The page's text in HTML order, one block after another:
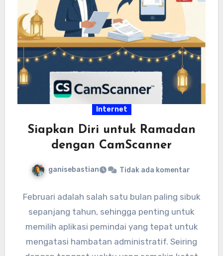
Internet
Siapkan Diri untuk Ramadan
dengan CamScanner
ganisebastian Tidak ada komentar
Februari adalah salah satu bulan paling sibuk
sepanjang tahun, sehingga penting untuk
memilih aplikasi pemindai yang tepat untuk
mengatasi hambatan administratif. Seiring